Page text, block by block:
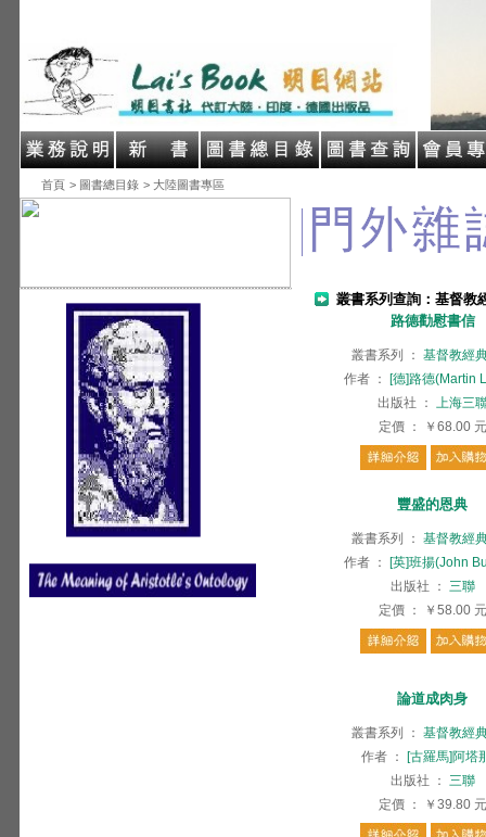
首頁 > 圖書總目錄 > 大陸圖書專區
叢書系列查詢：基督教
路德勸慰書信
叢書系列 ： 基督教經
作者 ：
[德]路德(Martin
出版社
： 上海三
定價 ： ￥68.00 元
豐盛的恩典
叢書系列 ： 基督教經
作者 ：
[英]班揚(John
出版社
： 三聯
定價 ： ￥58.00 元
論道成肉身
叢書系列 ： 基督教經
作者 ：
[古羅馬]阿塔
出版社
： 三聯
定價 ： ￥39.80 元